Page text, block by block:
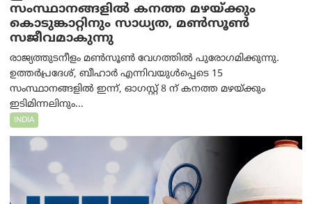
സംസ്ഥാനങ്ങളിൽ കനത്ത മഴയ്ക്കും
കൊടുങ്കാറ്റിനും സാധ്യത, മൺസൂൺ
സജീവമാകുന്നു
രാജ്യത്തുടനീളം മൺസൂൺ വേഗത്തിൽ പുരോഗമിക്കുന്നു.
ഉത്തർപ്രദേശ്, ബീഹാർ എന്നിവയുൾപ്പെടെ 15
സംസ്ഥാനങ്ങളിൽ ഇന്ന്, ഓഗസ്റ്റ് 8 ന് കനത്ത മഴയ്ക്കും
ഇടിമിന്നലിനും...
INDIA